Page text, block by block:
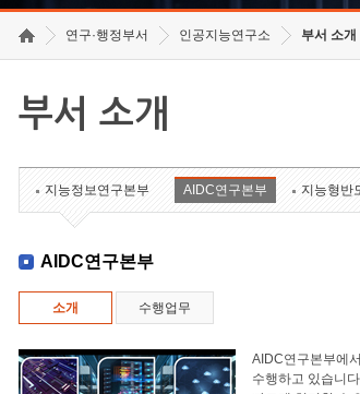
연구·행정부서 인공지능연구소 부서 소개
부서 소개
지능정보연구본부 AIDC연구본부 지능형반
AIDC연구본부
소개 수행업무
AIDC연구본부에
수행하고 있습니